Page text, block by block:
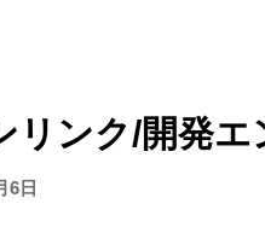
リンク/開発エ
6日